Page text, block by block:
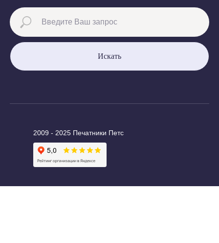
Искать
2009 - 2025 Печатники Петс